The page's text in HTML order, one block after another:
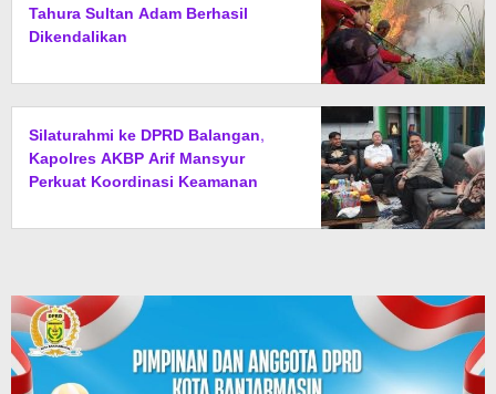
Tahura Sultan Adam Berhasil
Dikendalikan
Silaturahmi ke DPRD Balangan,
Kapolres AKBP Arif Mansyur
Perkuat Koordinasi Keamanan